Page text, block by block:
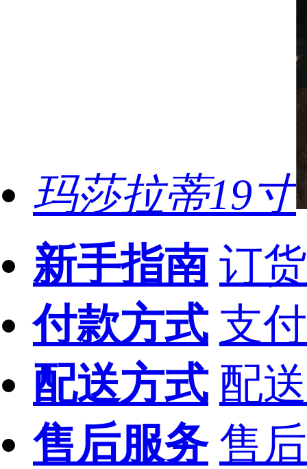
玛莎拉蒂19寸
新手指南 订
付款方式 支
配送方式 配
售后服务 售